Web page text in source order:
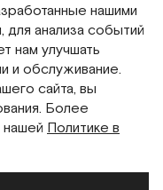
данных
файлов
данных
нашими
для анализа событий
нам улучшать
и обслуживание.
сайта, вы
Более
Политике в